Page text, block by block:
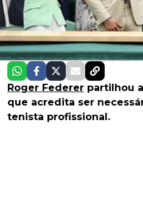
Roger Federer partilhou
que acredita ser
tenista profissional.